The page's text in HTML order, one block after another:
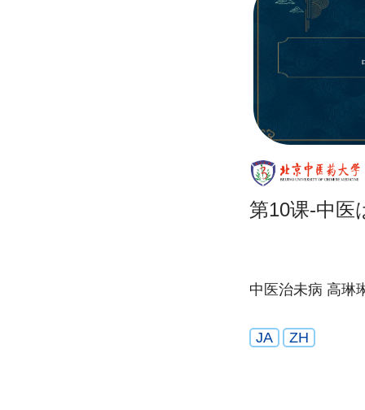
第10课-中医
中医治未病 高琳
JA ZH